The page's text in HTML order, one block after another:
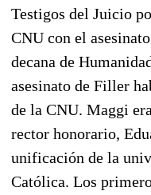
Testigos del Juicio
CNU con el
decana de
asesinato de Filler
de la CNU. Maggi
rector honorario,
unificación de la
Católica. Los